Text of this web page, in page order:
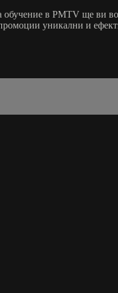
в PMTV ще ви
уникални и